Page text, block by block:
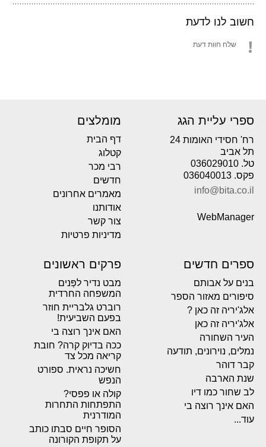
חשוב לנו לדעת
שלח חוות דעת
ספרי עליית הגג
רח' חסידי האומות 24
תל אביב
טל. 036029010
פקס. 036040013
info@bita.co.il
WebManager
מומלצים
דף הבית
קטלוג
רבי מכר
חדשים
מאמרים אחרונים
אודותנו
צור קשר
מדיניות פרטיות
ספרים חדשים
בנים על אבותם
סיפורים מאזור הספר
אלג'יריה זה כאן ?
אלג'יריה זה כאן
העיר השחורה
נמלים, נוירונים, תודעה
קבר דוהר
שנת הארבה
לב שחור כמו דיו
האם אינך רוצה בי
עוד...
פרקים ראשונים
מבט נדיר לפְּנים
המשפחה החרדית
רוברט גלבריית חוזר
בפעם השביעית!
האם אינך רוצה בי
ככה בדיוק קרה? חובת
קריאה מכל צד
חשיכה נראית. ספורט
הנפש
קולה או פפסי?
התפתחות התחרות
המודרנית
הסופר חיים סבתו כותב
על תקופת הקורונה